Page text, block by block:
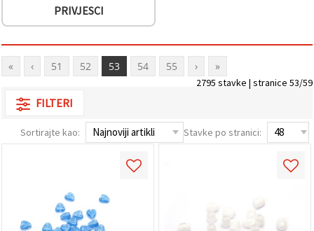
PRIVJESCI
« ‹ 51 52 53 54 55 › »
2795 stavke | stranice 53/59
FILTERI
Sortirajte kao: Stavke po stranici: